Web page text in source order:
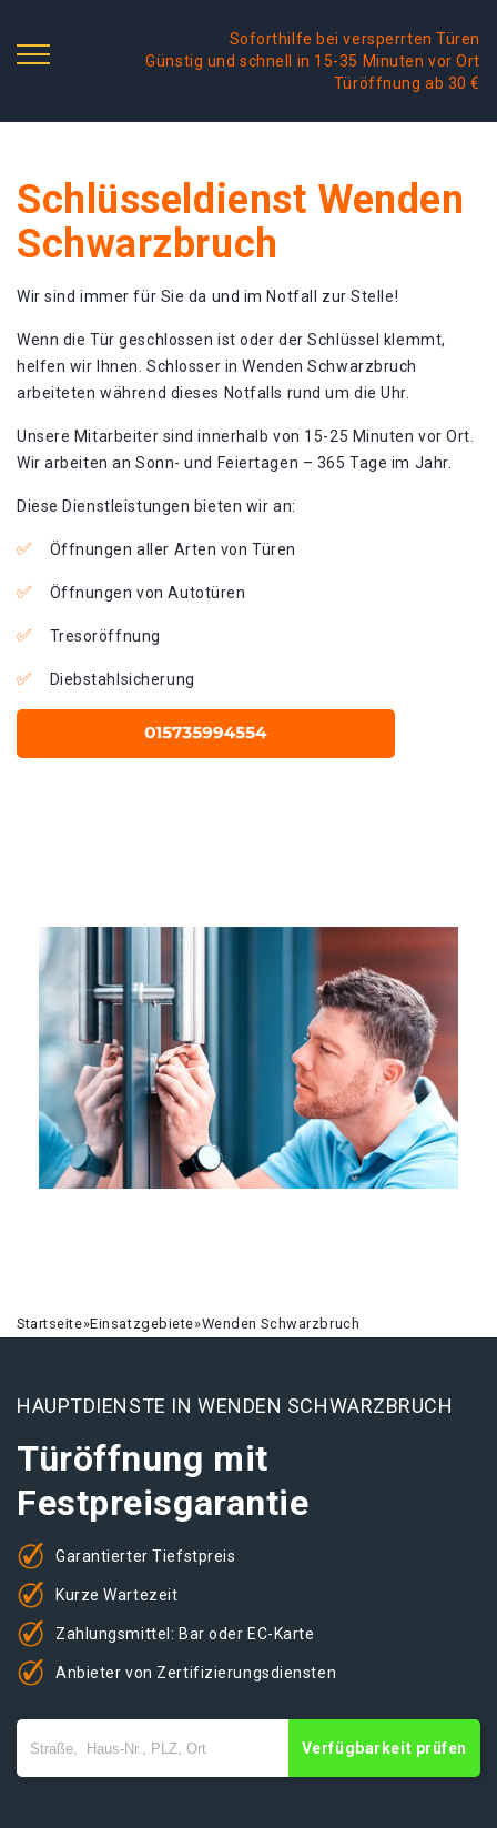
Soforthilfe bei versperrten Türen
Günstig und schnell in 15-35 Minuten vor Ort
Türöffnung ab 30 €
Schlüsseldienst Wenden
Schwarzbruch
Wir sind immer für Sie da und im Notfall zur Stelle!
Wenn die Tür geschlossen ist oder der Schlüssel klemmt,
helfen wir Ihnen. Schlosser in Wenden Schwarzbruch
arbeiteten während dieses Notfalls rund um die Uhr.
Unsere Mitarbeiter sind innerhalb von 15-25 Minuten vor Ort.
Wir arbeiten an Sonn- und Feiertagen – 365 Tage im Jahr.
Diese Dienstleistungen bieten wir an:
Öffnungen aller Arten von Türen
Öffnungen von Autotüren
Tresoröffnung
Diebstahlsicherung
Startseite»Einsatzgebiete»Wenden Schwarzbruch
HAUPTDIENSTE IN WENDEN SCHWARZBRUCH
Türöffnung mit
Festpreisgarantie
Garantierter Tiefstpreis
Kurze Wartezeit
Zahlungsmittel: Bar oder EC-Karte
Anbieter von Zertifizierungsdiensten
Verfügbarkeit prüfen